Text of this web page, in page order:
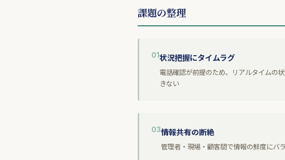
課題の整理
01状況把握にタイムラグ
電話確認が前提のため、リアルタイムの
きない
03情報共有の断絶
管理者・現場・顧客間で情報の鮮度にバ